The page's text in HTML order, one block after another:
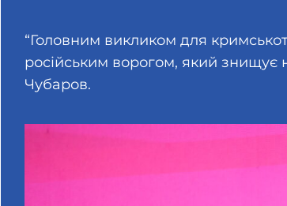
“Головним викликом для
російським ворогом, який знищує
Чубаров.